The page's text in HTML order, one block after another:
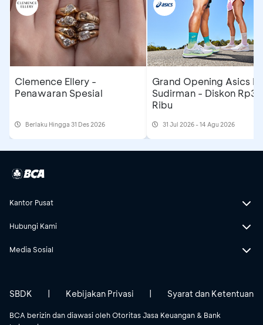
Clemence Ellery -
Penawaran Spesial
Berlaku Hingga 31 Des 2026
Grand Opening Asics
Sudirman - Diskon
Ribu
31 Jul 2026 - 14 Agu 2026
Kantor Pusat
Hubungi Kami
Media Sosial
BCA berizin dan diawasi oleh Otoritas Jasa Keuangan & Bank
SBDK | Kebijakan Privasi | Syarat dan Ketentuan